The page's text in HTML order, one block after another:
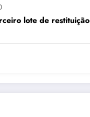
lote de restituição